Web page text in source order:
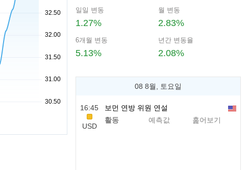
일일 변동
1.27%
월 변동
2.83%
6개월 변동
5.13%
년간 변동율
2.08%
08 8월, 토요일
16:45
USD
보먼 연방 위원 연설
활동
예측값 훑어보기